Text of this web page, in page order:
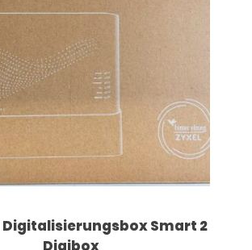
Smart 2
Digibox